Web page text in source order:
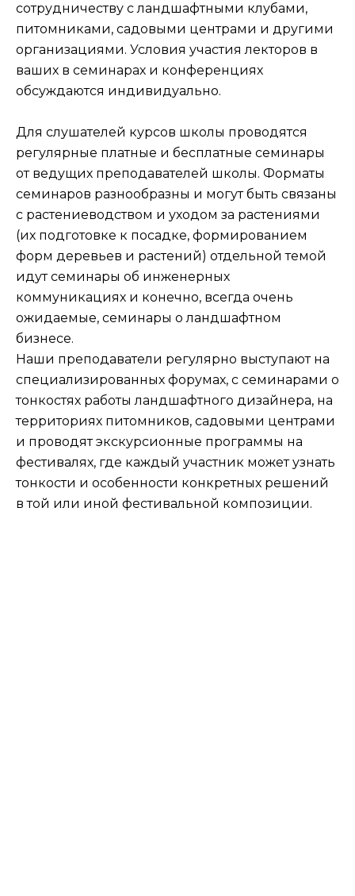
сотрудничеству с ландшафтными клубами,
питомниками, садовыми центрами и другими
организациями. Условия участия лекторов в
ваших в семинарах и конференциях
обсуждаются индивидуально.
Для слушателей курсов школы проводятся
регулярные платные и бесплатные семинары
от ведущих преподавателей школы. Форматы
семинаров разнообразны и могут быть связаны
с растениеводством и уходом за растениями
(их подготовке к посадке, формированием
форм деревьев и растений) отдельной темой
идут семинары об инженерных
коммуникациях и конечно, всегда очень
ожидаемые, семинары о ландшафтном
бизнесе.
Наши преподаватели регулярно выступают на
специализированных форумах, с семинарами о
тонкостях работы ландшафтного дизайнера, на
территориях питомников, садовыми центрами
и проводят экскурсионные программы на
фестивалях, где каждый участник может узнать
тонкости и особенности конкретных решений
в той или иной фестивальной композиции.